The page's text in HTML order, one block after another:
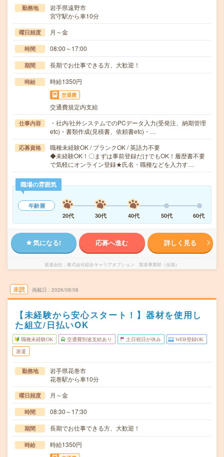
勤務地
岩手県遠野市
宮守駅から車10分
曜日頻度 月～金
時間 08:00～17:00
期間 長期でお仕事できる方、大歓迎！
時給 時給1350円
交通費
交通費規定内支給
仕事内容
・社内/社外システムでのPCデータ入力(受発注、納期管理
etc)・書類作成(見積書、依頼書etc)・…
応募資格
職種未経験OK / ブランクOK / 英語力不要
◆未経験OK！〇まずは事前登録だけでもOK！履歴書不要
で気軽にオンライン登録★氏名・職種などを入力す…
職場の雰囲気
年齢層
20代
30代 40代 50代 60代
気になる! 応募へ進む 詳しく見る
派遣会社 株式会社綜合キャリアオプション 製造事業部（全国）
未読 掲載日 2026/08/08
【未経験から安心スタート！】器材を使用し
た組立/日払いOK
職種未経験OK 交通費別途支給あり 土日祝日が休み WEB登録OK
派遣
勤務地
岩手県花巻市
花巻駅から車10分
曜日頻度 月～金
時間 08:30～17:30
期間 長期でお仕事できる方、大歓迎！
時給 時給1350円